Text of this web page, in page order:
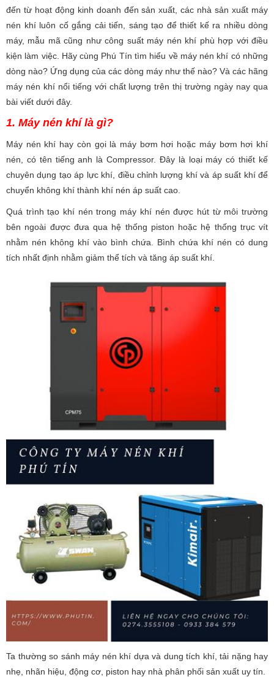
đến từ hoạt động kinh doanh đến sản xuất, các nhà sản xuất máy
nén khí luôn cố gắng cải tiến, sáng tạo để thiết kế ra nhiều dòng
máy, mẫu mã cũng như công suất máy nén khí phù hợp với điều
kiện làm việc. Hãy cùng Phú Tín tìm hiểu về máy nén khí có những
dòng nào? Ứng dụng của các dòng máy như thế nào? Và các hãng
máy nén khí nổi tiếng với chất lượng trên thị trường ngày nay qua
bài viết dưới đây.
1. Máy nén khí là gì?
Máy nén khí hay còn gọi là máy bơm hơi hoặc máy bơm hơi khí
nén, có tên tiếng anh là Compressor. Đây là loại máy có thiết kế
chuyên dụng tạo áp lực khí, điều chỉnh lượng khí và áp suất khí để
chuyển không khí thành khí nén áp suất cao.
Quá trình tạo khí nén trong máy khí nén được hút từ môi trường
bên ngoài được đưa qua hệ thống piston hoặc hệ thống trục vít
nhằm nén không khí vào bình chứa. Bình chứa khí nén có dung
tích nhất định nhằm giảm thể tích và tăng áp suất khí.
Ta thường so sánh máy nén khí dựa và dung tích khí, tải nặng hay
nhẹ, nhãn hiệu, động cơ, piston hay nhà phân phối sản xuất uy tín.